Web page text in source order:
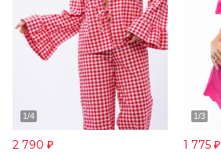
2 790 ₽ 1 775 ₽